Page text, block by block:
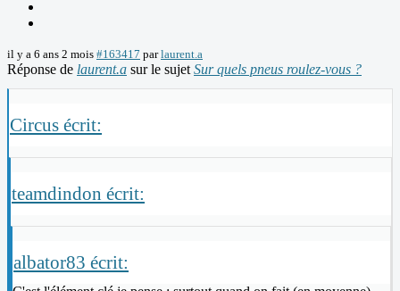
il y a 6 ans 2 mois #163417 parlaurent.a
Réponse de laurent.a sur le sujet Sur quels pneus roulez-vous ?
Circus écrit:
teamdindon écrit:
albator83 écrit: